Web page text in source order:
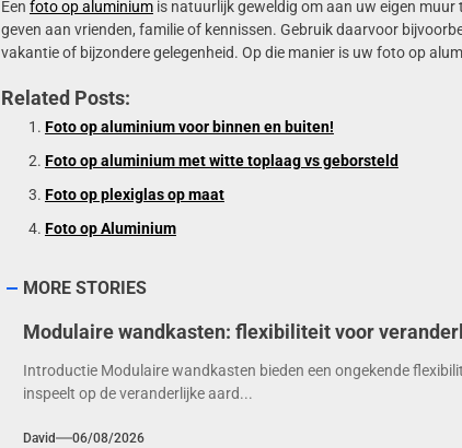
Een foto op aluminiumis natuurlijk geweldig om aan uw eigen
geven aan vrienden, familie of kennissen. Gebruik daarvoor
vakantie of bijzondere gelegenheid. Op die manier is uw foto op
Related Posts:
Foto op aluminium voor binnen en buiten!
Foto op aluminium met witte toplaag vs geborsteld
Foto op plexiglas op maat
Foto op Aluminium
MORE STORIES
Modulaire wandkasten: flexibiliteit voor
Introductie Modulaire wandkasten bieden een ongekende
inspeelt op de veranderlijke aard...
David 06/08/2026